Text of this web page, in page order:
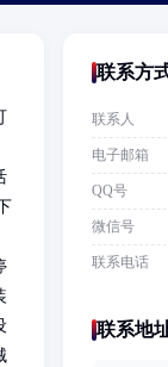
联系方
联系人
电子邮箱
QQ号
微信号
联系电话
联系地